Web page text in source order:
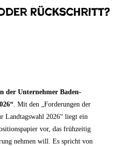
Rückschritt?
der Unternehmer Baden-
. Mit den „Forderungen der
Landtagswahl 2026“ liegt ein
vor, das frühzeitig
nehmen will. Es spricht von